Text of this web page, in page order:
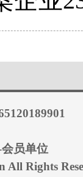
员单位
All Rights